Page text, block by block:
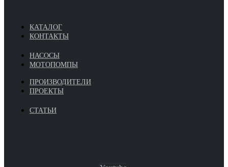
КАТАЛОГ
КОНТАКТЫ
НАСОСЫ
МОТОПОМПЫ
ПРОИЗВОДИТЕЛИ
ПРОЕКТЫ
СТАТЬИ